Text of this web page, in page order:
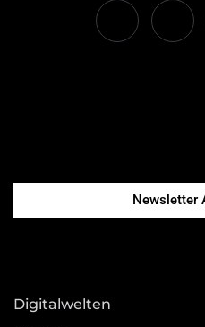
Newsletter
Digitalwelten